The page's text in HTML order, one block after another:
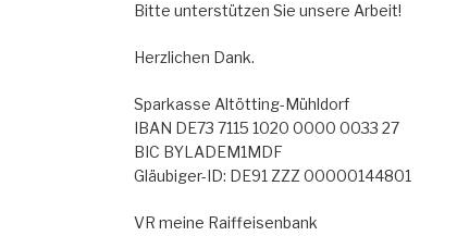
Bitte unterstützen Sie unsere Arbeit!
Herzlichen Dank.
Sparkasse Altötting-Mühldorf
IBAN DE73 7115 1020 0000 0033 27
BIC BYLADEM1MDF
Gläubiger-ID: DE91 ZZZ 00000144801
VR meine Raiffeisenbank